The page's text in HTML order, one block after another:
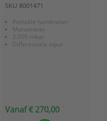
SKU 8001471
Portable handmeter
Manometer
2.000 mbar
Differentiële input
Vanaf € 270,00